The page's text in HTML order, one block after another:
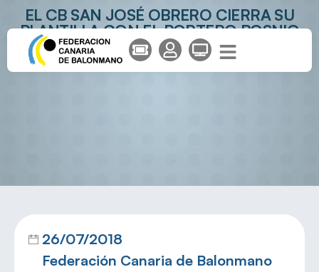
EL CB SAN JOSÉ OBRERO CIERRA SU
PLANTILLA CON EL PORTERO BOSNIO
ALEN CABER
26/07/2018
Federación Canaria de Balonmano